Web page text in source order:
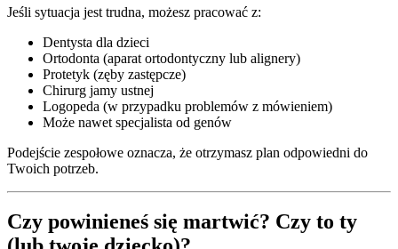
Jeśli sytuacja jest trudna, możesz pracować z:
Dentysta dla dzieci
Ortodonta (aparat ortodontyczny lub alignery)
Protetyk (zęby zastępcze)
Chirurg jamy ustnej
Logopeda (w przypadku problemów z mówieniem)
Może nawet specjalista od genów
Podejście zespołowe oznacza, że otrzymasz plan odpowiedni do
Twoich potrzeb.
Czy powinieneś się martwić? Czy to ty